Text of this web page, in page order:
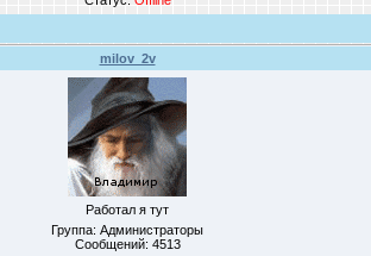
milov_2v
Работал я тут
Группа: Администраторы
Сообщений: 4513